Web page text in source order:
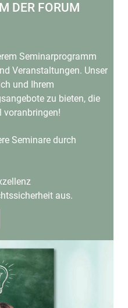
DER FORUM
Seminarprogramm
Veranstaltungen. Unser
und Ihrem
zu bieten, die
voranbringen!
Seminare durch
aus.